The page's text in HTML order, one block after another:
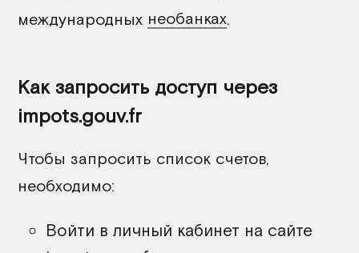
международных необанках
Как запросить доступ через
impots.gouv.fr
Чтобы запросить список счетов,
необходимо:
Войти в личный кабинет на сайте